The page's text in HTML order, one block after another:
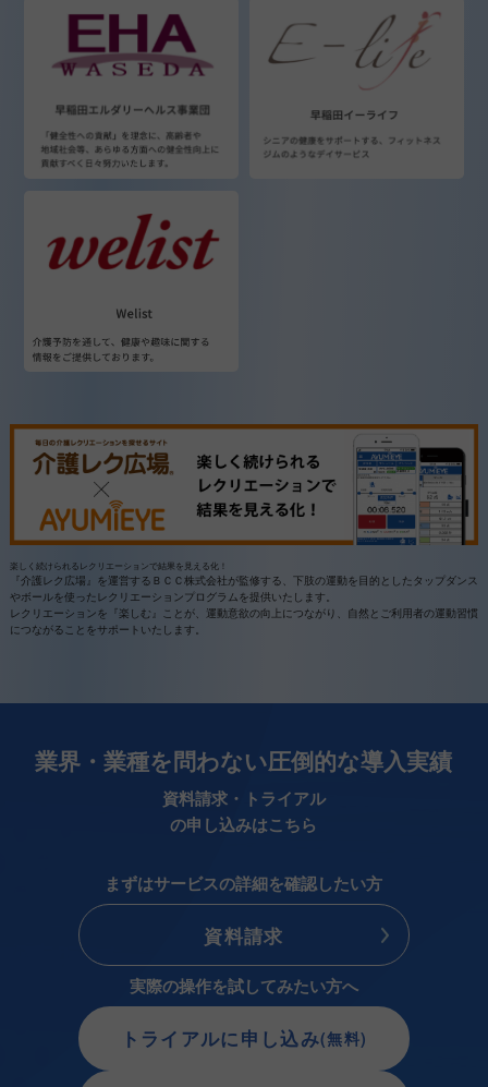
楽しく続けられるレクリエーションで結果を見える化！
『介護レク広場』を運営するＢＣＣ株式会社が監修する、下肢の運動を目的としたタップダンス
やボールを使ったレクリエーションプログラムを提供いたします。
レクリエーションを『楽しむ』ことが、運動意欲の向上につながり、自然とご利用者の運動習慣
につながることをサポートいたします。
業界・業種を問わない圧倒的な導入実績
資料請求・トライアル
の申し込みはこちら
まずはサービスの詳細を確認したい方
資料請求
実際の操作を試してみたい方へ
トライアルに申し込み(無料)